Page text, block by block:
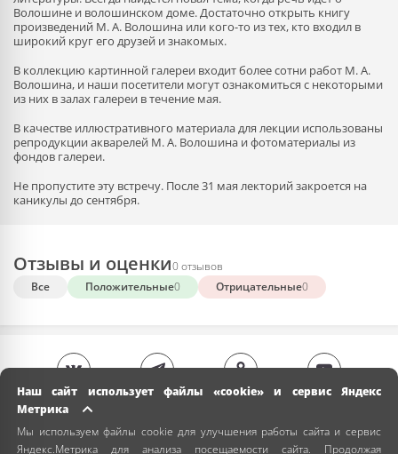
Волошине и волошинском доме. Достаточно открыть книгу
произведений М. А. Волошина или кого-то из тех, кто входил в
широкий круг его друзей и знакомых.
В коллекцию картинной галереи входит более сотни работ М. А.
Волошина, и наши посетители могут ознакомиться с некоторыми
из них в залах галереи в течение мая.
В качестве иллюстративного материала для лекции использованы
репродукции акварелей М. А. Волошина и фотоматериалы из
фондов галереи.
Не пропустите эту встречу. После 31 мая лекторий закроется на
каникулы до сентября.
Отзывы и оценки0 отзывов
Все
Положительные0 Отрицательные0
Наш сайт использует файлы «cookie» и сервис Яндекс
Метрика
Мы используем файлы cookie для улучшения работы сайта и сервис
Яндекс.Метрика для анализа посещаемости сайта. Продолжая